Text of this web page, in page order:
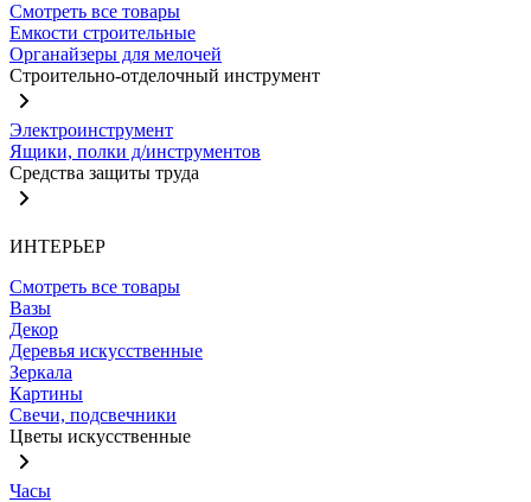
Смотреть все товары
Емкости строительные
Органайзеры для мелочей
Строительно-отделочный инструмент
Электроинструмент
Ящики, полки д/инструментов
Средства защиты труда
ИНТЕРЬЕР
Смотреть все товары
Вазы
Декор
Деревья искусственные
Зеркала
Картины
Свечи, подсвечники
Цветы искусственные
Часы